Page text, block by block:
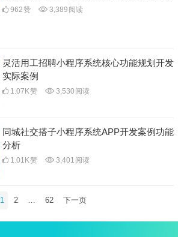
962赞 3,389 阅读
灵活用工招聘小程序系统核心功能规划开发
实际案例
1.07K赞 3,530 阅读
同城社交搭子小程序系统APP开发案例功能
分析
1.01K赞 3,401 阅读
1 2 62 下一页